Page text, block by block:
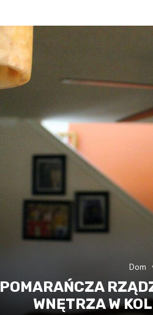
Dom
POMARAŃCZA
WNĘTRZA W